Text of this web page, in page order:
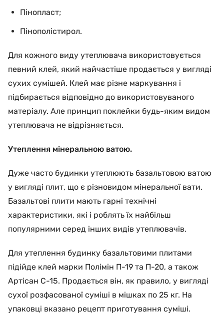
Пінопласт;
Пінополістирол.
Для кожного виду утеплювача використовується
певний клей, який найчастіше продається у вигляді
сухих сумішей. Клей має різне маркування і
підбирається відповідно до використовуваного
матеріалу. Але принцип поклейки будь-яким видом
утеплювача не відрізняється.
Утеплення мінеральною ватою.
Дуже часто будинки утеплюють базальтовою ватою
у вигляді плит, що є різновидом мінеральної вати.
Базальтові плити мають гарні технічні
характеристики, які і роблять їх найбільш
популярними серед інших видів утеплювачів.
Для утеплення будинку базальтовими плитами
підійде клей марки Полімін П-19 та П-20, а також
Артісан С-15. Продається він, як правило, у вигляді
сухої розфасованої суміші в мішках по 25 кг. На
упаковці вказано рецепт приготування суміші.